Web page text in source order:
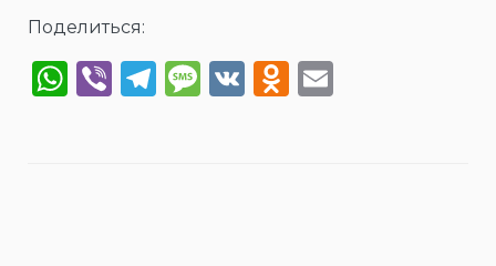
Поделиться:
WhatsApp
ViberTelegram
Message
VK